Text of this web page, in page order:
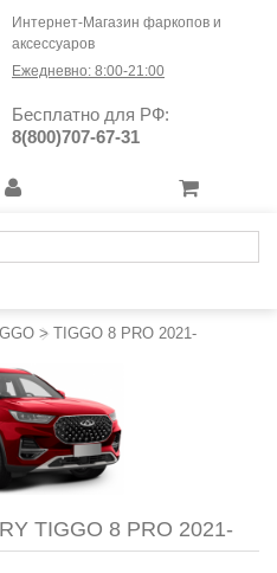
Интернет-Магазин фаркопов и
аксессуаров
Ежедневно: 8:00-21:00
Бесплатно для РФ:
8(800)707-67-31
> TIGGO 8 PRO 2021-
TIGGO 8 PRO 2021-